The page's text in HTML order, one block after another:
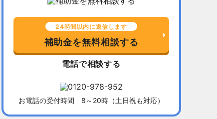
24時間以内に返信します
補助金を無料相談する
電話で相談する
お電話の受付時間 8～20時（土日祝も対応）